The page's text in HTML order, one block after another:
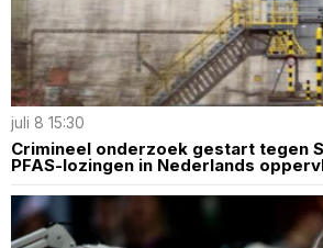
juli 8 15:30
Crimineel onderzoek gestart tegen
PFAS-lozingen in Nederlands